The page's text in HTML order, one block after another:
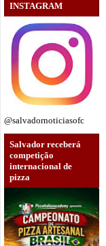
INSTAGRAM
@salvadornoticiasofc
Salvador receberá
competição
internacional de
pizza